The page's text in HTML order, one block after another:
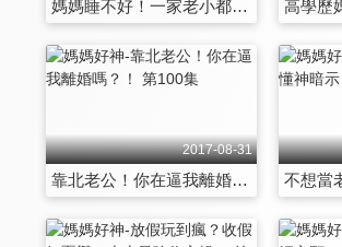
媽媽睡不好！一家老小都遭殃？！ 第93集
2017-08-31
靠北老公！你在逼我離婚嗎？！ 第100集